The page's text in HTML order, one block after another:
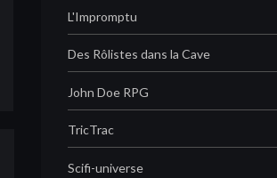
L'Impromptu
Des Rôlistes dans la Cave
John Doe RPG
TricTrac
Scifi-universe